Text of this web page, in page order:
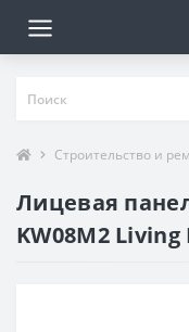
Строительство и
Лицевая
KW08М2 Living